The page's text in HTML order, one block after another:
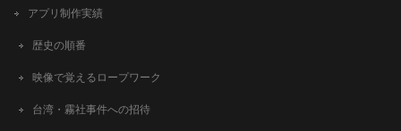
アプリ制作実績
歴史の順番
映像で覚えるロープワーク
台湾・霧社事件への招待